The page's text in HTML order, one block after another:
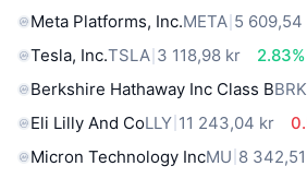
Meta Platforms, Inc.META 5 609,54
Tesla, Inc.TSLA 3 118,98 kr
2.83%
Berkshire Hathaway Inc Class B
Eli Lilly And CoLLY 11 243,04 kr
Micron Technology IncMU 8